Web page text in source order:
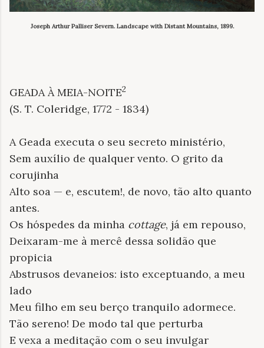
Joseph Arthur Palliser Severn. Landscape with Distant Mountains, 1899.
GEADA À MEIA-NOITE2
(S. T. Coleridge, 1772 - 1834)
A Geada executa o seu secreto ministério,
Sem auxílio de qualquer vento. O grito da
corujinha
Alto soa — e, escutem!, de novo, tão alto quanto
antes.
Os hóspedes da minha cottage, já em repouso,
Deixaram-me à mercê dessa solidão que
propicia
Abstrusos devaneios: isto exceptuando, a meu
lado
Meu filho em seu berço tranquilo adormece.
Tão sereno! De modo tal que perturba
E vexa a meditação com o seu invulgar